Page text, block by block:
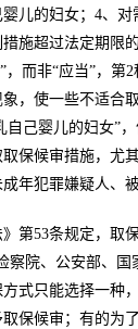
儿的妇女；4、
施超过法定期
而非“应当”，
，使一些不适合
自己婴儿的妇女”
保候审措施，尤
年犯罪嫌疑人、
第53条规定，
察院、公安部、
式只能选择一
保候审；有的为